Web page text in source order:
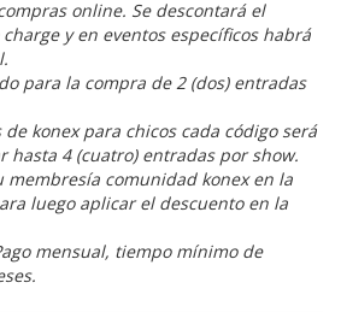
online. Se descontará el
y en eventos específicos habrá
para la compra de 2 (dos) entradas
de konex para chicos cada código será
hasta 4 (cuatro) entradas por show.
comunidad konex en la
luego aplicar el descuento en la
mensual, tiempo mínimo de